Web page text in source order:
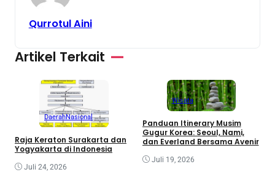
Qurrotul Aini
Artikel Terkait
DaerahNasional
Raja Keraton Surakarta dan
Yogyakarta di Indonesia
Juli 24, 2026
Wisata
Panduan Itinerary Musim
Gugur Korea: Seoul, Nami,
dan Everland Bersama Avenir
Juli 19, 2026